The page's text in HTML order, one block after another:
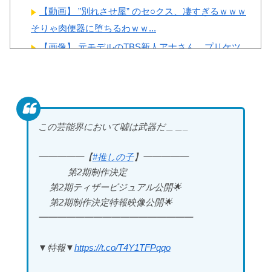
韓国人「熊本地震で見る日本
ださい」→「これはすごいわ」
値である」
【動画】 ”別れさせ屋” のセ○クス、凄すぎるｗｗｗ
そりゃ肉便器に堕ちるわｗｗ...
【画像】 元モデルのTBS新人アナさん、プリケツ
尻肉が凄い神宮寺ナオのAVより抜けそうな新ヌード
part4
う事実
この芸能界において嘘は武器だ＿＿_
━━━━━【#推しの子】━━━━━
第2期制作決定
第2期ティザービジュアル公開🌟
第2期制作決定特報映像公開🌟
━━━━━━━━━━━━━━━━━
▼特報▼https://t.co/T4Y1TFPqqo